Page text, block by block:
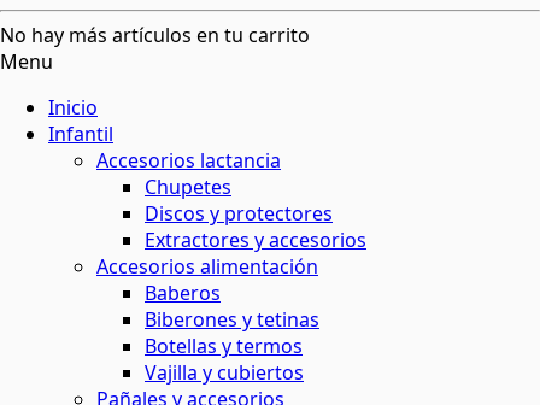
No hay más artículos en tu carrito
Menu
Inicio
Infantil
Accesorios lactancia
Chupetes
Discos y protectores
Extractores y accesorios
Accesorios alimentación
Baberos
Biberones y tetinas
Botellas y termos
Vajilla y cubiertos
Pañales y accesorios